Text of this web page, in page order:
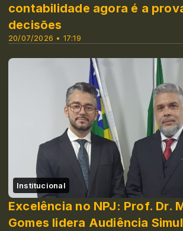
20/07/2026 • 17:19
contabilidade agora é a
decisões
Institucional
Excelência no NPJ: Prof. Dr.
Gomes lidera Audiência